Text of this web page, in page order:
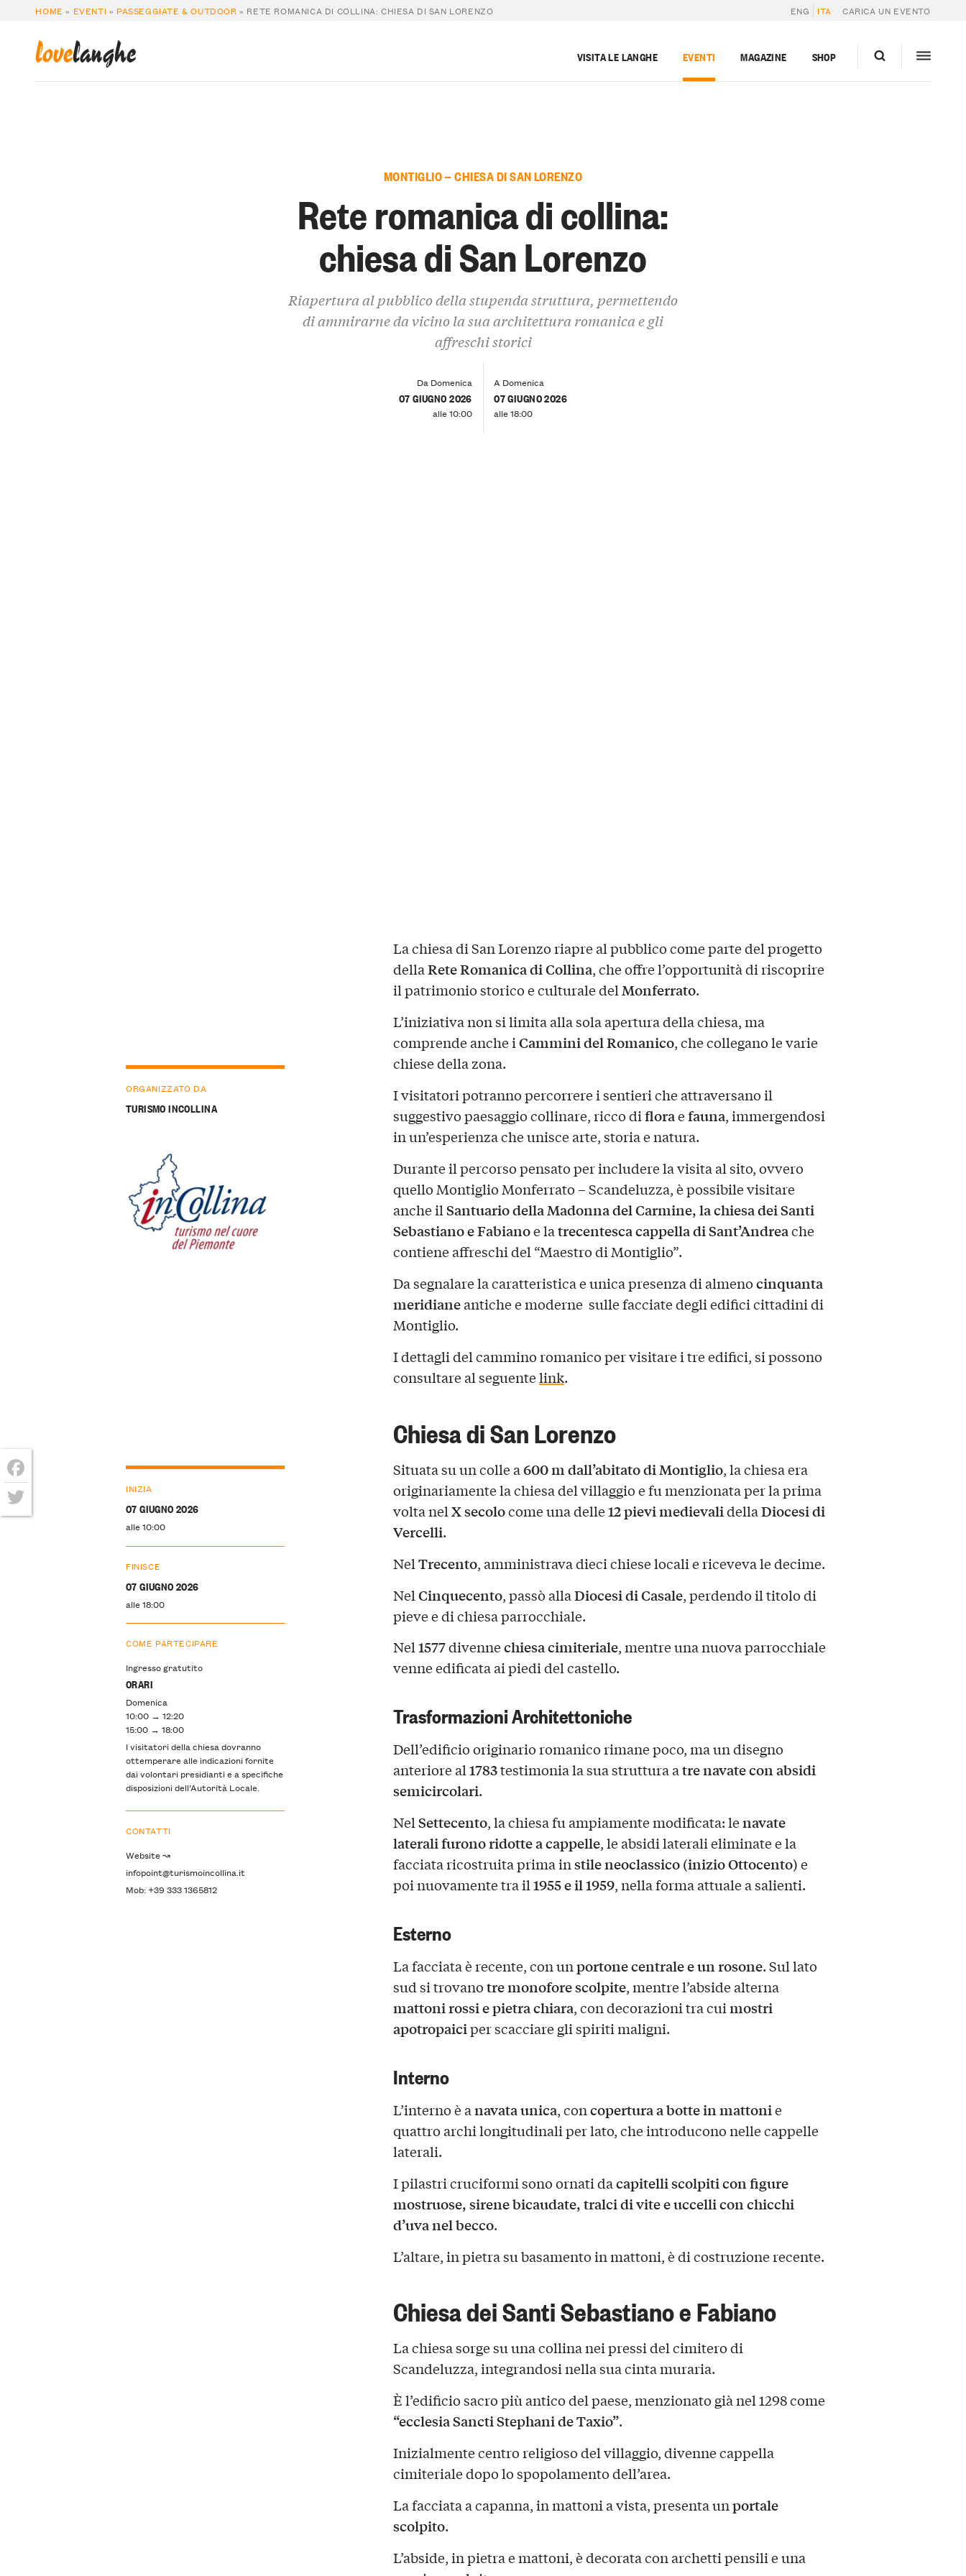
HOME » EVENTI » PASSEGGIATE & OUTDOOR » RETE ROMANICA DI COLLINA: CHIESA DI SAN LORENZO ENG ITA CARICA UN EVENTO
lovelanghe VISITA LE LANGHE EVENTI MAGAZINE SHOP
MONTIGLIO — CHIESA DI SAN LORENZO
Rete romanica di collina:
chiesa di San Lorenzo
Riapertura al pubblico della stupenda struttura, permettendo
di ammirarne da vicino la sua architettura romanica e gli
affreschi storici
Da Domenica
07 GIUGNO 2026
alle 10:00
A Domenica
07 GIUGNO 2026
alle 18:00
La chiesa di San Lorenzo riapre al pubblico come parte del progetto
dellaRete Romanica di Collina, che offre l’opportunità di riscoprire
il patrimonio storico e culturale delMonferrato.
L’iniziativa non si limita alla sola apertura della chiesa, ma
comprende anche iCammini del Romanico, che collegano le varie
chiese della zona.
I visitatori potranno percorrere i sentieri che attraversano il
suggestivo paesaggio collinare, ricco difloraefauna, immergendosi
in un’esperienza che unisce arte, storia e natura.
Durante il percorso pensato per includere la visita al sito, ovvero
quello Montiglio Monferrato – Scandeluzza, è possibile visitare
anche ilSantuario della Madonna del Carmine, la chiesa dei Santi
Sebastiano e Fabianoe latrecentesca cappella di Sant’Andreache
contiene affreschi del “Maestro di Montiglio”.
Da segnalare la caratteristica e unica presenza di almenocinquanta
meridianeantiche e moderne sulle facciate degli edifici cittadini di
Montiglio.
I dettagli del cammino romanico per visitare i tre edifici, si possono
consultare al seguentelink.
Chiesa di San Lorenzo
Situata su un colle a600 m dall’abitato di Montiglio, la chiesa era
originariamente la chiesa del villaggio e fu menzionata per la prima
volta nelX secolocome una delle12 pievi medievalidellaDiocesi di
Vercelli.
NelTrecento, amministrava dieci chiese locali e riceveva le decime.
NelCinquecento, passò allaDiocesi di Casale, perdendo il titolo di
pieve e di chiesa parrocchiale.
Nel1577divennechiesa cimiteriale, mentre una nuova parrocchiale
venne edificata ai piedi del castello.
Trasformazioni Architettoniche
Dell’edificio originario romanico rimane poco, ma un disegno
anteriore al1783testimonia la sua struttura atre navate con absidi
semicircolari.
NelSettecento, la chiesa fu ampiamente modificata: lenavate
laterali furono ridotte a cappelle, le absidi laterali eliminate e la
facciata ricostruita prima instile neoclassico (inizio Ottocento)e
poi nuovamente tra il1955 e il 1959, nella forma attuale a salienti.
Esterno
La facciata è recente, con unportone centrale e un rosone. Sul lato
sud si trovanotre monofore scolpite, mentre l’abside alterna
mattoni rossi e pietra chiara, con decorazioni tra cuimostri
apotropaiciper scacciare gli spiriti maligni.
Interno
L’interno è anavata unica, concopertura a botte in mattonie
quattro archi longitudinali per lato, che introducono nelle cappelle
laterali.
I pilastri cruciformi sono ornati dacapitelli scolpiti con figure
mostruose, sirene bicaudate, tralci di vite e uccelli con chicchi
d’uva nel becco.
L’altare, in pietra su basamento in mattoni, è di costruzione recente.
Chiesa dei Santi Sebastiano e Fabiano
La chiesa sorge su una collina nei pressi del cimitero di
Scandeluzza, integrandosi nella sua cinta muraria.
È l’edificio sacro più antico del paese, menzionato già nel 1298 come
“ecclesia Sancti Stephani de Taxio”.
Inizialmente centro religioso del villaggio, divenne cappella
cimiteriale dopo lo spopolamento dell’area.
La facciata a capanna, in mattoni a vista, presenta unportale
scolpito.
L’abside, in pietra e mattoni, è decorata con archetti pensili e una
ORGANIZZATO DA
TURISMO INCOLLINA
INIZIA
07 GIUGNO 2026
alle 10:00
FINISCE
07 GIUGNO 2026
alle 18:00
COME PARTECIPARE
Ingresso gratutito
ORARI
Domenica
10:00 → 12:20
15:00 → 18:00
I visitatori della chiesa dovranno
ottemperare alle indicazioni fornite
dai volontari presidianti e a specifiche
disposizioni dell’Autorità Locale.
CONTATTI
Website ↝
infopoint@turismoincollina.it
Mob: +39 333 1365812
Facebook
Twitter